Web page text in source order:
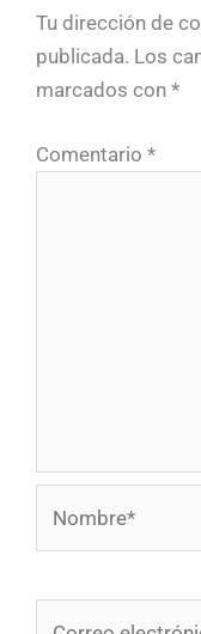
Tu dirección de
publicada. Los
marcados con *
Comentario *